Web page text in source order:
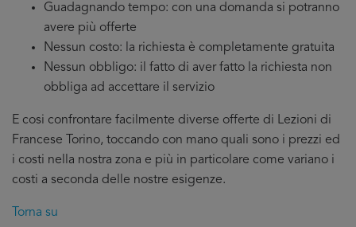
Guadagnando tempo: con una domanda si potranno
avere più offerte
Nessun costo: la richiesta è completamente gratuita
Nessun obbligo: il fatto di aver fatto la richiesta non
obbliga ad accettare il servizio
E cosi confrontare facilmente diverse offerte di Lezioni di
Francese Torino, toccando con mano quali sono i prezzi ed
i costi nella nostra zona e più in particolare come variano i
costi a seconda delle nostre esigenze.
Torna su